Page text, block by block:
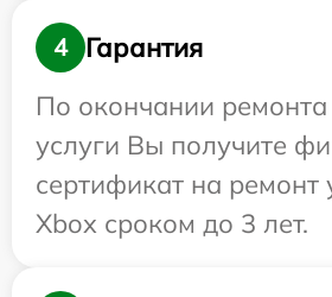
4
Гарантия
По окончании
услуги Вы получите
сертификат на ремонт
Xbox сроком до 3 лет.